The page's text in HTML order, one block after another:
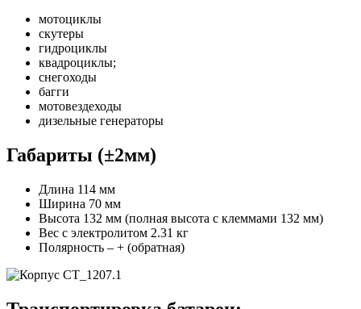
мотоциклы
скутеры
гидроциклы
квадроциклы;
снегоходы
багги
мотовездеходы
дизельные генераторы
Габариты (±2мм)
Длина 114 мм
Ширина 70 мм
Высота 132 мм (полная высота с клеммами 132 мм)
Вес с электролитом 2.31 кг
Полярность – + (обратная)